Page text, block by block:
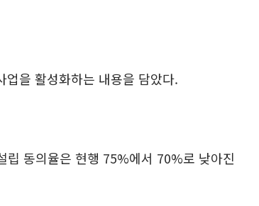
업을 활성화하는 내용을 담았다.
립 동의율은 현행 75%에서 70%로 낮아진